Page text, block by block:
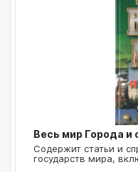
Весь мир Города и
Содержит статьи и
государств мира,